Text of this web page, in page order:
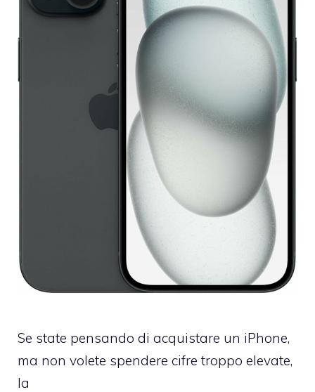
Se state pensando di acquistare un iPhone,
ma non volete spendere cifre troppo elevate,
la